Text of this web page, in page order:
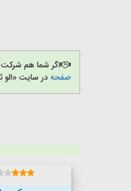
اگر شما هم شرکت
صفحهدر سایت